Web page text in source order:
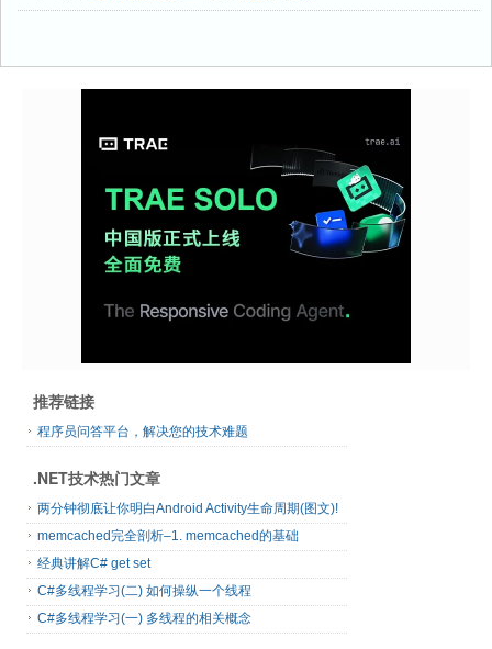
推荐链接
程序员问答平台，解决您的技术难题
.NET技术热门文章
两分钟彻底让你明白Android Activity生命周期(图文)!
memcached完全剖析–1. memcached的基础
经典讲解C# get set
C#多线程学习(二) 如何操纵一个线程
C#多线程学习(一) 多线程的相关概念